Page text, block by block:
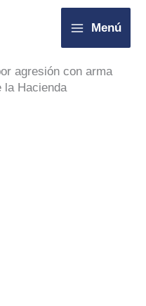
Menú
agresión con arma
la Hacienda